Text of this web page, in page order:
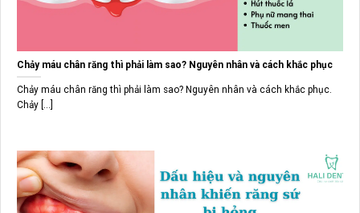
Chảy máu chân răng thì phải làm sao? Nguyên nhân và cách khắc phục
Chảy máu chân răng thì phải làm sao? Nguyên nhân và cách khắc phục.
Chảy [...]